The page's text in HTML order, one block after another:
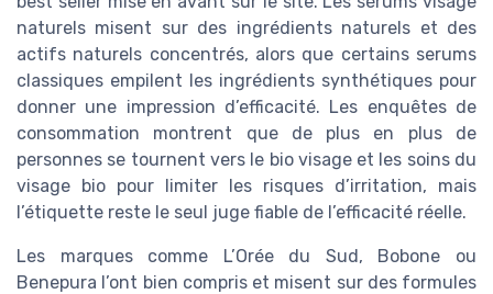
naturels misent sur des ingrédients naturels et des
actifs naturels concentrés, alors que certains serums
classiques empilent les ingrédients synthétiques pour
donner une impression d’efficacité. Les enquêtes de
consommation montrent que de plus en plus de
personnes se tournent vers le bio visage et les soins du
visage bio pour limiter les risques d’irritation, mais
l’étiquette reste le seul juge fiable de l’efficacité réelle.
Les marques comme L’Orée du Sud, Bobone ou
Benepura l’ont bien compris et misent sur des formules